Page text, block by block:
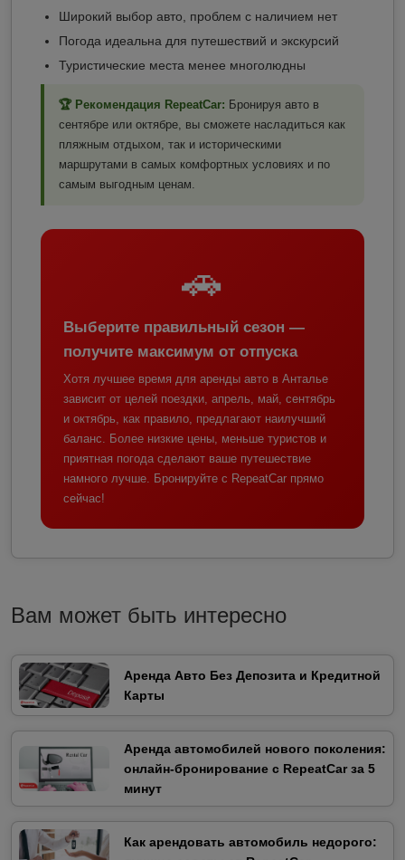
Широкий выбор авто, проблем с наличием нет
Погода идеальна для путешествий и экскурсий
Туристические места менее многолюдны
🏆 Рекомендация RepeatCar: Бронируя авто в
сентябре или октябре, вы сможете насладиться как
пляжным отдыхом, так и историческими
маршрутами в самых комфортных условиях и по
самым выгодным ценам.
🚗
Выберите правильный сезон —
получите максимум от отпуска
Хотя лучшее время для аренды авто в Анталье
зависит от целей поездки, апрель, май, сентябрь
и октябрь, как правило, предлагают наилучший
баланс. Более низкие цены, меньше туристов и
приятная погода сделают ваше путешествие
намного лучше. Бронируйте с RepeatCar прямо
сейчас!
Вам может быть интересно
Аренда Авто Без Депозита и Кредитной
Карты
Аренда автомобилей нового поколения:
онлайн-бронирование с RepeatCar за 5
минут
Как арендовать автомобиль недорого: